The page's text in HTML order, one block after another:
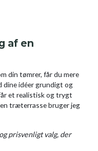
af en
din tømrer, får du mere
dine idéer grundigt og
et realistisk og trygt
træterrasse bruger jeg
prisvenligt valg, der